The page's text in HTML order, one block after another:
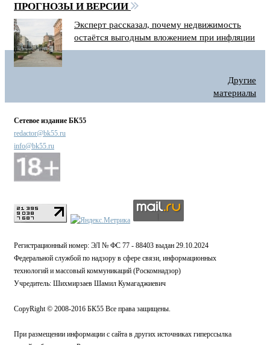
ПРОГНОЗЫ И ВЕРСИИ
Эксперт рассказал, почему недвижимость
остаётся выгодным вложением при инфляции
Другие
материалы
Сетевое издание БК55
redactor@bk55.ru
info@bk55.ru
Регистрационный номер: ЭЛ № ФС 77 - 88403 выдан 29.10.2024
Федеральной службой по надзору в сфере связи, информационных
технологий и массовый коммуникаций (Роскомнадзор)
Учредитель: Шихмирзаев Шамил Кумагаджиевич
CopyRight © 2008-2016 БК55 Все права защищены.
При размещении информации с сайта в других источниках гиперссылка